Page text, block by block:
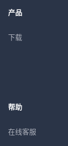
产品
下载
帮助
在线客服